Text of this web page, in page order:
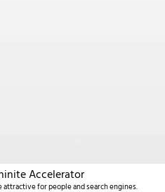
Accelerator
attractive for people and search engines.